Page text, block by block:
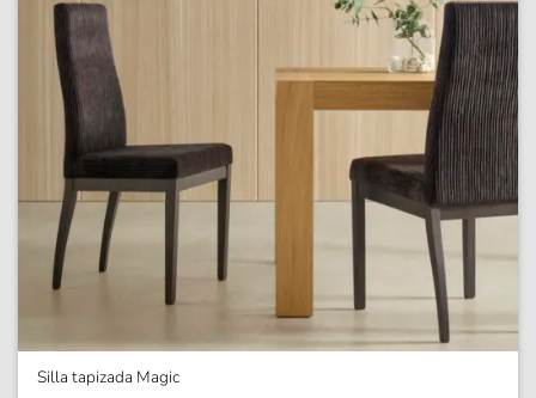
Silla tapizada Magic